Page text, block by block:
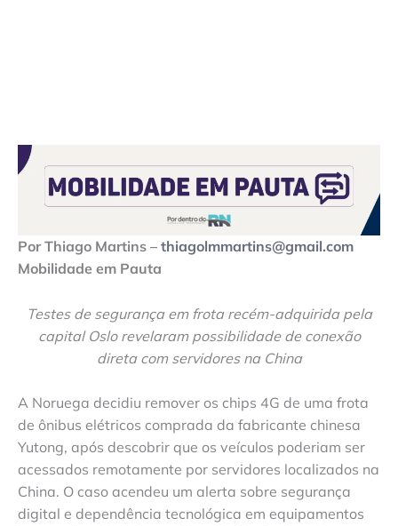
Por Thiago Martins – thiagolmmartins@gmail.com
Mobilidade em Pauta
Testes de segurança em frota recém-adquirida pela
capital Oslo revelaram possibilidade de conexão
direta com servidores na China
A Noruega decidiu remover os chips 4G de uma frota
de ônibus elétricos comprada da fabricante chinesa
Yutong, após descobrir que os veículos poderiam ser
acessados remotamente por servidores localizados na
China. O caso acendeu um alerta sobre segurança
digital e dependência tecnológica em equipamentos